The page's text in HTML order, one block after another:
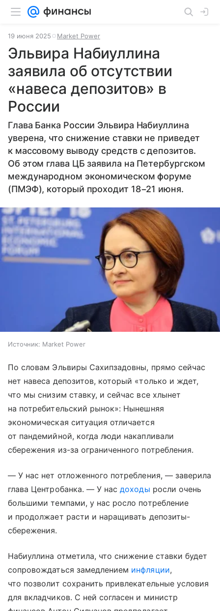
19 июня 2025 Market Power
Эльвира Набиуллина
заявила об отсутствии
«навеса депозитов» в
России
Глава Банка России Эльвира Набиуллина
уверена, что снижение ставки не приведет
к массовому выводу средств с депозитов.
Об этом глава ЦБ заявила на Петербургском
международном экономическом форуме
(ПМЭФ), который проходит 18−21 июня.
Источник: Market Power
По словам Эльвиры Сахипзадовны, прямо сейчас
нет навеса депозитов, который «только и ждет,
что мы снизим ставку, и сейчас все хлынет
на потребительский рынок»: Нынешняя
экономическая ситуация отличается
от пандемийной, когда люди накапливали
сбережения из-за ограниченного потребления.
— У нас нет отложенного потребления, — заверила
глава Центробанка. — У насдоходы росли очень
большими темпами, у нас росло потребление
и продолжает расти и наращивать депозиты-
сбережения.
Набиуллина отметила, что снижение ставки будет
сопровождаться замедлением инфляции,
что позволит сохранить привлекательные условия
для вкладчиков. С ней согласен и министр